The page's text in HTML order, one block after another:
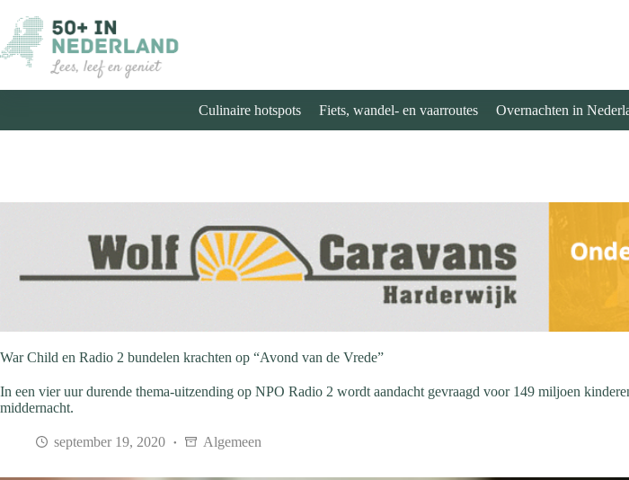
naar
de
inhoud
Culinaire hotspots Fiets, wandel- en vaarroutes Overnachten in
War Child en Radio 2 bundelen krachten op “Avond van de Vrede”
In een vier uur durende thema-uitzending op NPO Radio 2 wordt aandacht gevraagd voor 149 miljoen
middernacht.
september 19, 2020 Algemeen